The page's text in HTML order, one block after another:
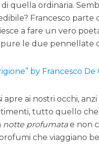
quella ordinaria.
Francesco
a fare un vero
le due
by Francesco
apre ai nostri occhi,
tutto quello
notte profumatae non
che viaggiano